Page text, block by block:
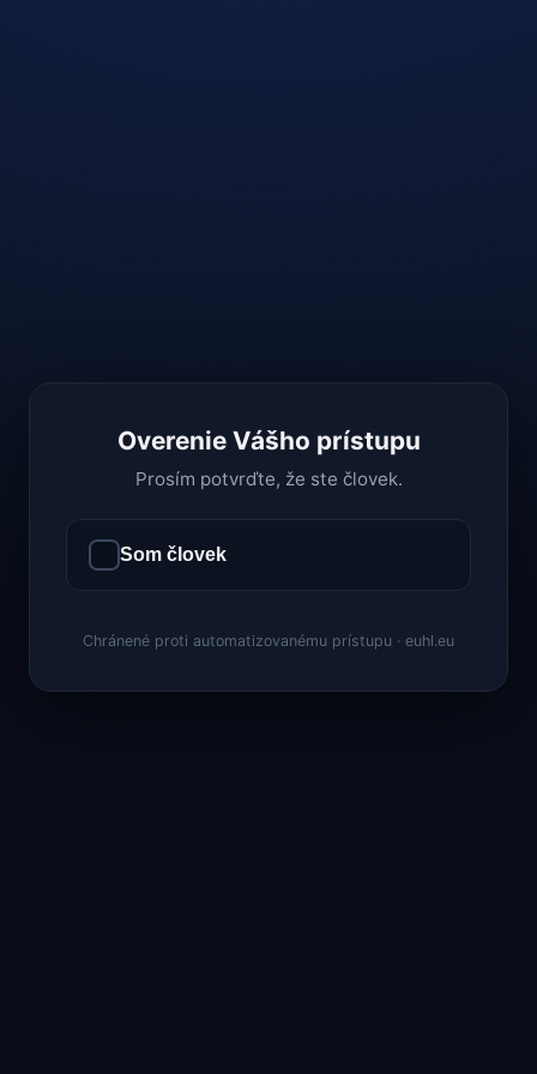
Overenie Vášho prístupu
Prosím potvrďte, že ste človek.
Som človek
Chránené proti automatizovanému prístupu · euhl.eu